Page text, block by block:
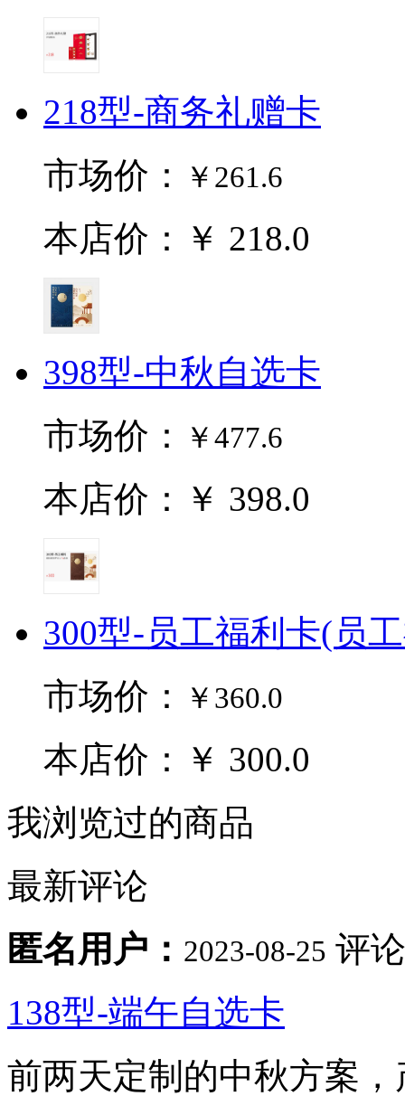
218型-商务礼赠卡
市场价：
￥261.6
本店价：￥ 218.0
398型-中秋自选卡
市场价：
￥477.6
本店价：￥ 398.0
300型-员工福利卡(员
市场价：
￥360.0
本店价：￥ 300.0
我浏览过的商品
最新评论
匿名用户： 2023-08-25 评
138型-端午自选卡
前两天定制的中秋方案